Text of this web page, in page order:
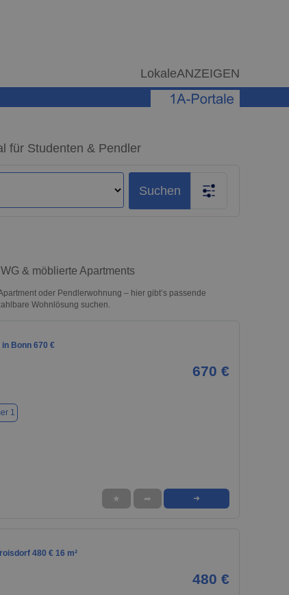
LokaleANZEIGEN
für Studenten & Pendler
Suchen
& möblierte Apartments
oder Pendlerwohnung – hier gibt’s passende
Wohnlösung suchen.
Bonn 670 €
670 €
1
★ ➦ ➜
480 € 16 m²
480 €